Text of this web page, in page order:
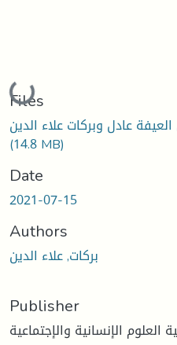
Loading...
Files
(14.8 MB)
Date
2021-07-15
Authors
بركات, علاء الدين
Publisher
الإنسانية والإجتماعية